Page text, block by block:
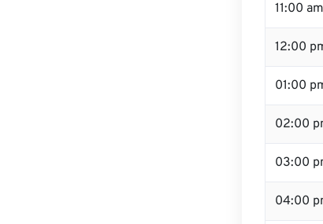
11:00
12:00
01:00
02:00
03:00
04:00